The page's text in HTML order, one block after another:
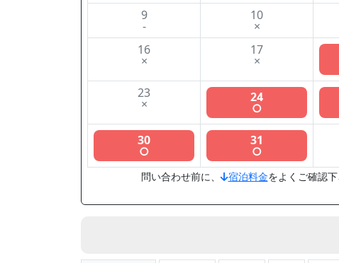
9
-
10
×
16
×
17
×
23
× 24
○
30
○
31
○
問い合わせ前に、 宿泊料金をよくご確認